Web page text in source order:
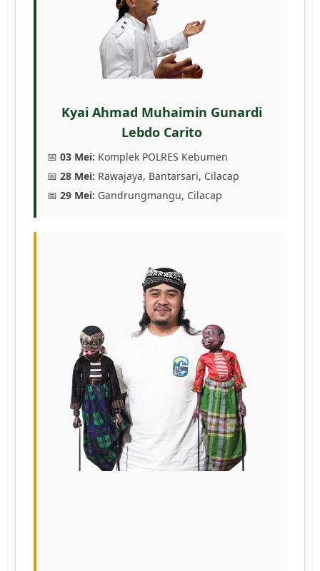
Kyai Ahmad Muhaimin Gunardi
Lebdo Carito
📅 03 Mei: Komplek POLRES Kebumen
📅 28 Mei: Rawajaya, Bantarsari, Cilacap
📅 29 Mei: Gandrungmangu, Cilacap